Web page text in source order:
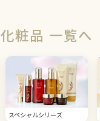
化粧品 一覧へ
スペシャルシリーズ